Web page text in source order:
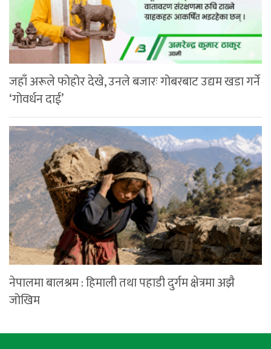
जहाँ अरूले फोहोर देखे, उनले बजारः गोबरबाट उद्यम खडा गर्ने
‘गोवर्धन दाई’
नेपालमा बालश्रम : हिमाली तथा पहाडी दुर्गम क्षेत्रमा अझै
जोखिम